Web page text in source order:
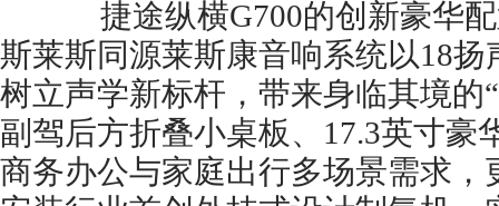
捷途纵横G700的创新豪华配
斯莱斯同源莱斯康音响系统以18扬
树立声学新标杆，带来身临其境的
副驾后方折叠小桌板、17.3英寸豪
商务办公与家庭出行多场景需求，